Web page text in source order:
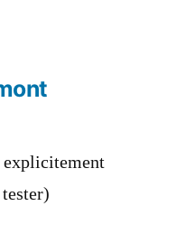
explicitement